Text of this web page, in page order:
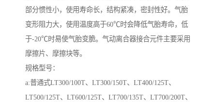
部分惯性小，使用寿命长，结构紧凑，密封性好。气胎
变形阻力大，使用温度高于60℃时会降低气胎寿命，低
于-20℃时易使气胎变脆。气动离合器接合元件主要采用
摩擦片、摩擦块等。
规格型号：
a:普通式LT300/100T、LT300/150T、LT400/125T、
LT500/125T、LT600/125T、LT700/135T、LT700/200T、